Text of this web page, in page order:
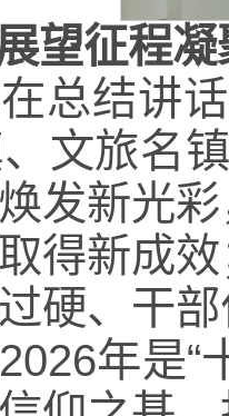
望征程
总结讲
文旅名
发新光
得新成
硬、干
年是“